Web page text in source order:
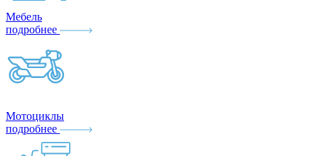
Мебель
подробнее
Мотоциклы
подробнее